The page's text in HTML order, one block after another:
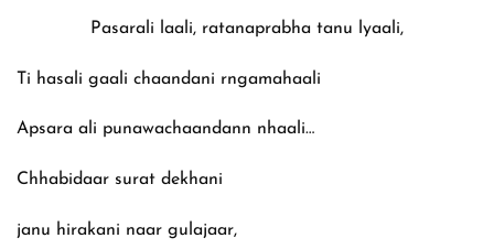
Pasarali laali, rat‍anaprabha tanu lyaali,
Ti hasali gaali chaandani rngamahaali
Apsara ali punawachaandann nhaali…
Chhabidaar surat dekhani
janu hirakani naar gulajaar,